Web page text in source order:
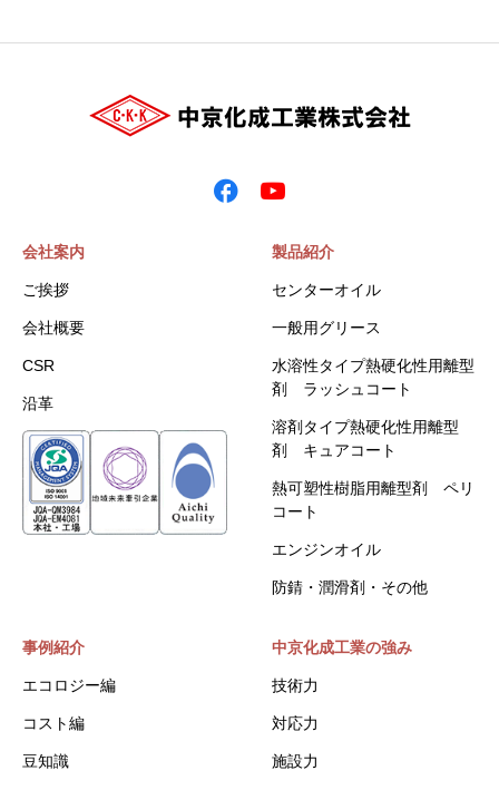
会社案内
ご挨拶
会社概要
CSR
沿革
製品紹介
センターオイル
一般用グリース
水溶性タイプ熱硬化性用離型
剤 ラッシュコート
溶剤タイプ熱硬化性用離型
剤 キュアコート
熱可塑性樹脂用離型剤 ペリ
コート
エンジンオイル
防錆・潤滑剤・その他
事例紹介
エコロジー編
コスト編
豆知識
中京化成工業の強み
技術力
対応力
施設力